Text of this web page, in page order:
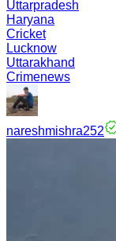
Uttarpradesh
Haryana
Cricket
Lucknow
Uttarakhand
Crimenews
nareshmishra252